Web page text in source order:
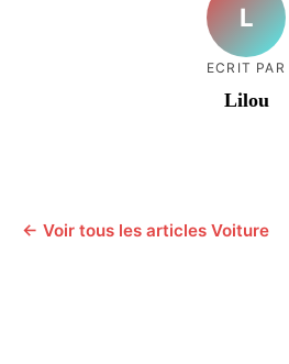
L
ECRIT PAR
Lilou
← Voir tous les articles Voiture